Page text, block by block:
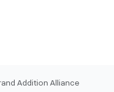
Addition Alliance